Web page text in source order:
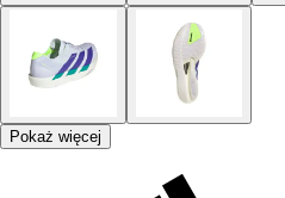
Pokaż więcej